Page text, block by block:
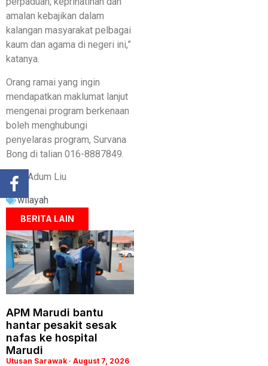
amalan kebajikan dalam
kalangan masyarakat pelbagai
kaum dan agama di negeri ini,”
katanya.
Orang ramai yang ingin
mendapatkan maklumat lanjut
mengenai program berkenaan
boleh menghubungi
penyelaras program, Survana
Bong di talian 016-8887849.
Oleh Adum Liu
wilayah
BERITA LAIN
APM Marudi bantu
hantar pesakit sesak
nafas ke hospital
Marudi
Utusan Sarawak August 7, 2026